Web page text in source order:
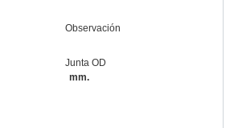
Observación
Junta OD
mm.